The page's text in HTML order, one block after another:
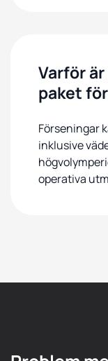
Varför
paket
Förseningar
inklusive
operativa